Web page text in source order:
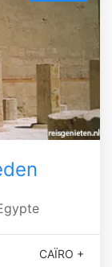
CAÏRO +